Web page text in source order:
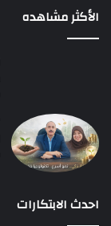
الأكثر مشاهده
احدث الابتكارات